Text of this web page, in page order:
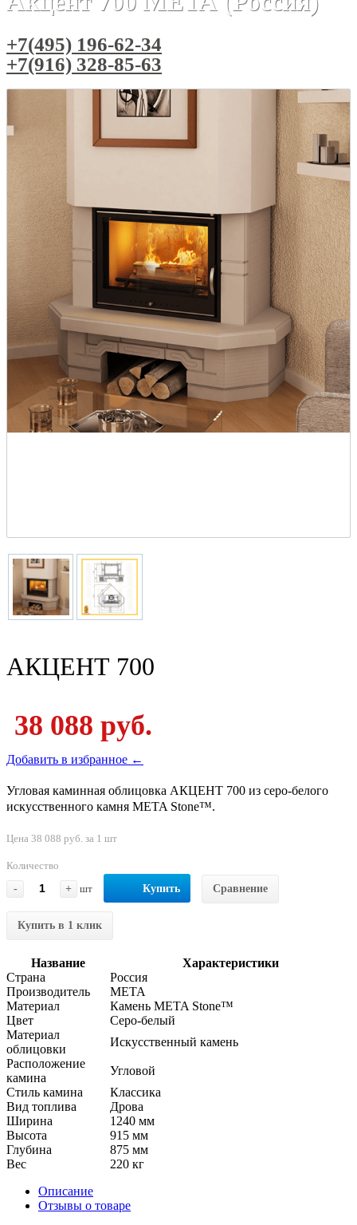
+7(495) 196-62-34
+7(916) 328-85-63
АКЦЕНТ 700
38 088 руб.
Добавить в избранное ←
Угловая каминная облицовка АКЦЕНТ 700 из серо-белого
искусственного камня META Stone™.
Цена 38 088 руб. за 1 шт
Количество
-
+ шт Купить Сравнение
Купить в 1 клик
Название
Характеристики
Страна
Россия
Производитель
МЕТА
Материал
Камень META Stone™
Цвет
Серо-белый
Материал
облицовки
Искусственный камень
Расположение
камина
Угловой
Стиль камина
Класcика
Вид топлива
Дрова
Ширина
1240 мм
Высота
915 мм
Глубина
875 мм
Вес
220 кг
Описание
Отзывы о товаре